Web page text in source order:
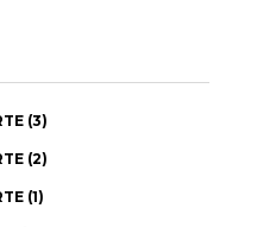
(3)
(2)
(1)